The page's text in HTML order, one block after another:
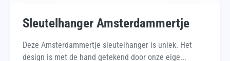
Sleutelhanger Amsterdammertje
Deze Amsterdammertje sleutelhanger is uniek. Het
design is met de hand getekend door onze eige...